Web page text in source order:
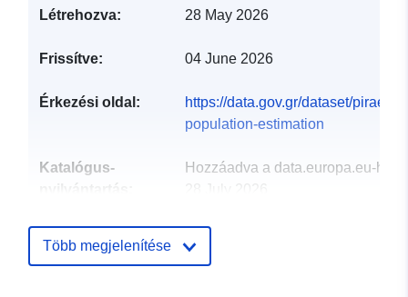
Létrehozva: 28 May 2026
Frissítve: 04 June 2026
Érkezési oldal:
https://data.gov.gr/dataset/piraeus-
population-estimation
Katalógus-
Hozzáadva a data.europa.eu-hoz:
28 July 2026
Több megjelenítése